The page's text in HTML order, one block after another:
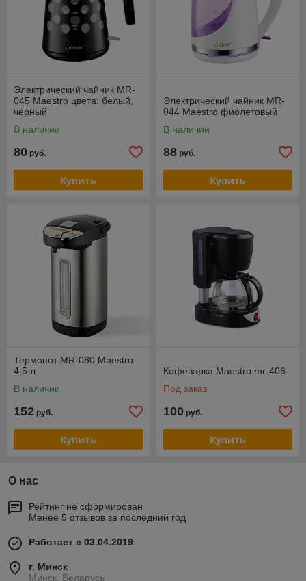
Электрический чайник MR-
045 Maestro цвета: белый,
черный
В наличии
80 руб.
Купить
Электрический чайник MR-
044 Maestro фиолетовый
В наличии
88 руб.
Купить
Термопот MR-080 Maestro
4,5 л
В наличии
152 руб.
Купить
Кофеварка Maestro mr-406
Под заказ
100 руб.
Купить
О нас
Рейтинг не сформирован
Менее 5 отзывов за последний год
Работает с 03.04.2019
г. Минск
Минск, Беларусь